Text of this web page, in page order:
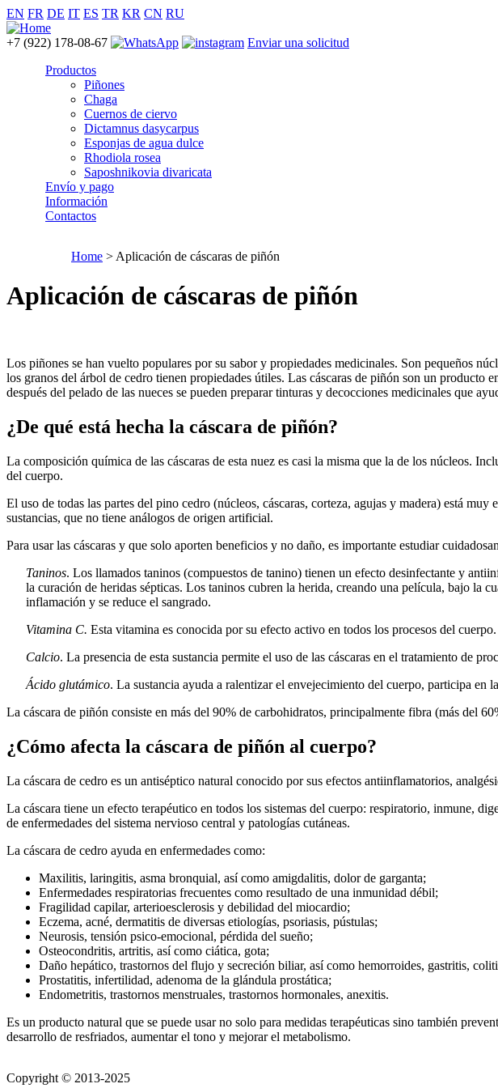
EN FR DE IT ES TR KR CN RU
+7 (922) 178-08-67
Enviar una solicitud
Productos
Piñones
Chaga
Cuernos de ciervo
Dictamnus dasycarpus
Esponjas de agua dulce
Rhodiola rosea
Saposhnikovia divaricata
Envío y pago
Información
Contactos
Home > Aplicación de cáscaras de piñón
Aplicación de cáscaras de piñón
Los piñones se han vuelto populares por su sabor y propiedades medicinales. Son pequeños
los granos del árbol de cedro tienen propiedades útiles. Las cáscaras de piñón son un
después del pelado de las nueces se pueden preparar tinturas y decocciones medicinales que
¿De qué está hecha la cáscara de piñón?
La composición química de las cáscaras de esta nuez es casi la misma que la de los núcleos.
del cuerpo.
El uso de todas las partes del pino cedro (núcleos, cáscaras, corteza, agujas y madera) está
sustancias, que no tiene análogos de origen artificial.
Para usar las cáscaras y que solo aporten beneficios y no daño, es importante estudiar
Taninos. Los llamados taninos (compuestos de tanino) tienen un efecto desinfectante y
la curación de heridas sépticas. Los taninos cubren la herida, creando una película, bajo la
inflamación y se reduce el sangrado.
Vitamina C. Esta vitamina es conocida por su efecto activo en todos los procesos del
Calcio. La presencia de esta sustancia permite el uso de las cáscaras en el tratamiento de
Ácido glutámico. La sustancia ayuda a ralentizar el envejecimiento del cuerpo, participa
La cáscara de piñón consiste en más del 90% de carbohidratos, principalmente fibra (más del
¿Cómo afecta la cáscara de piñón al cuerpo?
La cáscara de cedro es un antiséptico natural conocido por sus efectos antiinflamatorios,
La cáscara tiene un efecto terapéutico en todos los sistemas del cuerpo: respiratorio, inmune,
de enfermedades del sistema nervioso central y patologías cutáneas.
La cáscara de cedro ayuda en enfermedades como:
Maxilitis, laringitis, asma bronquial, así como amigdalitis, dolor de garganta;
Enfermedades respiratorias frecuentes como resultado de una inmunidad débil;
Fragilidad capilar, arterioesclerosis y debilidad del miocardio;
Eczema, acné, dermatitis de diversas etiologías, psoriasis, pústulas;
Neurosis, tensión psico-emocional, pérdida del sueño;
Osteocondritis, artritis, así como ciática, gota;
Daño hepático, trastornos del flujo y secreción biliar, así como hemorroides, gastritis,
Prostatitis, infertilidad, adenoma de la glándula prostática;
Endometritis, trastornos menstruales, trastornos hormonales, anexitis.
Es un producto natural que se puede usar no solo para medidas terapéuticas sino también
desarrollo de resfriados, aumentar el tono y mejorar el metabolismo.
Copyright © 2013-2025